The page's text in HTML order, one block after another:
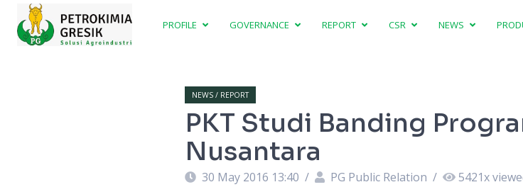
PROFILE GOVERNANCE REPORT CSR NEWS
NEWS / REPORT
PKT Studi Banding
Nusantara
30 May 2016 13:40 / PG Public Relation / 5421x